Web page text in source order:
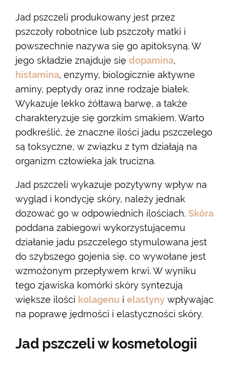
Jad pszczeli produkowany jest przez
pszczoły robotnice lub pszczoły matki i
powszechnie nazywa się go apitoksyną. W
jego składzie znajduje się dopamina,
histamina, enzymy, biologicznie aktywne
aminy, peptydy oraz inne rodzaje białek.
Wykazuje lekko żółtawą barwę, a także
charakteryzuje się gorzkim smakiem. Warto
podkreślić, że znaczne ilości jadu pszczelego
są toksyczne, w związku z tym działają na
organizm człowieka jak trucizna.
Jad pszczeli wykazuje pozytywny wpływ na
wygląd i kondycję skóry, należy jednak
dozować go w odpowiednich ilościach. Skóra
poddana zabiegowi wykorzystującemu
działanie jadu pszczelego stymulowana jest
do szybszego gojenia się, co wywołane jest
wzmożonym przepływem krwi. W wyniku
tego zjawiska komórki skóry syntezują
większe ilości kolagenu i elastyny wpływając
na poprawę jędrności i elastyczności skóry.
Jad pszczeli w kosmetologii